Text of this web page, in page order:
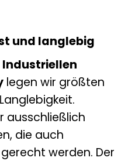
und langlebig
Industriellen
legen wir größten
ausschließlich
die auch
werden. Der